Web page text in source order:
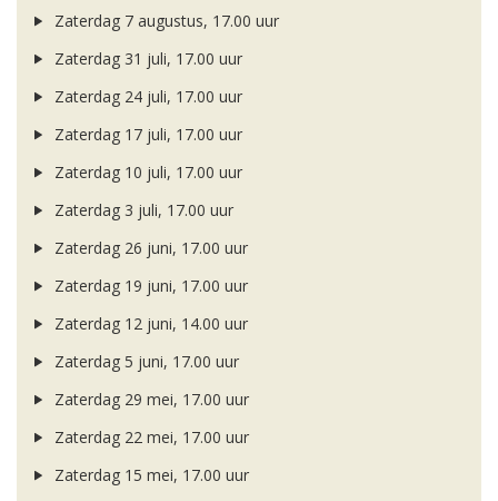
Zaterdag 7 augustus, 17.00 uur
Zaterdag 31 juli, 17.00 uur
Zaterdag 24 juli, 17.00 uur
Zaterdag 17 juli, 17.00 uur
Zaterdag 10 juli, 17.00 uur
Zaterdag 3 juli, 17.00 uur
Zaterdag 26 juni, 17.00 uur
Zaterdag 19 juni, 17.00 uur
Zaterdag 12 juni, 14.00 uur
Zaterdag 5 juni, 17.00 uur
Zaterdag 29 mei, 17.00 uur
Zaterdag 22 mei, 17.00 uur
Zaterdag 15 mei, 17.00 uur